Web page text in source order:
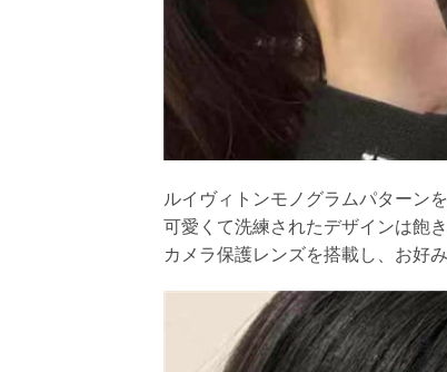
ルイヴィトンモノグラムパターン
可愛くて洗練されたデザインは飽
カメラ保護レンズを搭載し、お好